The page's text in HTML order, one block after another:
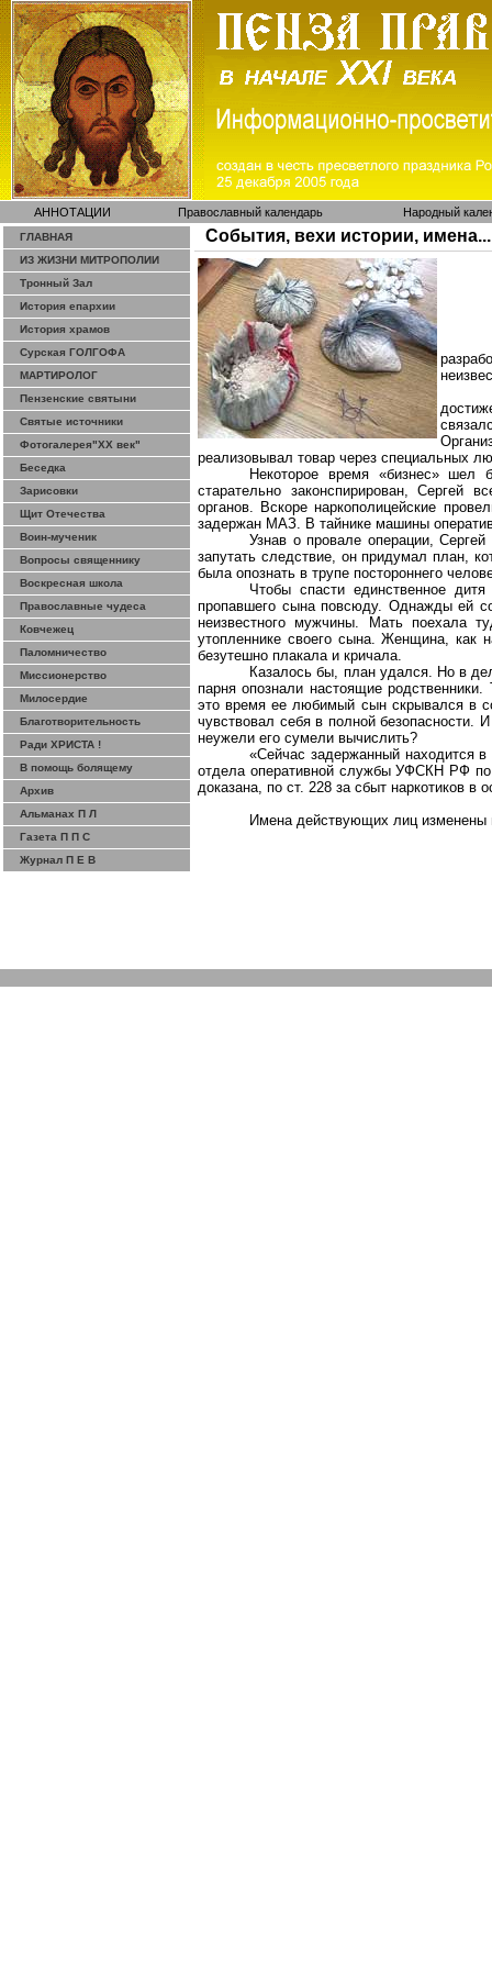
АННОТАЦИИ Православный календарь Народный
ГЛАВНАЯ
ИЗ ЖИЗНИ МИТРОПОЛИИ
Тронный Зал
История епархии
История храмов
Сурская ГОЛГОФА
МАРТИРОЛОГ
Пензенские святыни
Святые источники
Фотогалерея"ХХ век"
Беседка
Зарисовки
Щит Отечества
Воин-мученик
Вопросы священнику
Воскресная школа
Православные чудеса
Ковчежец
Паломничество
Миссионерство
Милосердие
Благотворительность
Ради ХРИСТА !
В помощь болящему
Архив
Альманах П Л
Газета П П С
Журнал П Е В
События, вехи истории, имена...
реализовывал товар через специальных
Некоторое время «бизнес» шел
старательно законспирирован, Сергей
органов. Вскоре наркополицейские
задержан МАЗ. В тайнике машины
Узнав о провале операции,
запутать следствие, он придумал план,
была опознать в трупе постороннего
Чтобы спасти единственное
пропавшего сына повсюду. Однажды ей
неизвестного мужчины. Мать поехала
утопленнике своего сына. Женщина, как
безутешно плакала и кричала.
Казалось бы, план удался. Но в
парня опознали настоящие
это время ее любимый сын скрывался в
чувствовал себя в полной безопасности.
неужели его сумели вычислить?
«Сейчас задержанный находитсяв
отдела оперативной службы УФСКН РФ по
доказана, по ст. 228 засбыт наркотиков в
Имена действующих лиц изменены